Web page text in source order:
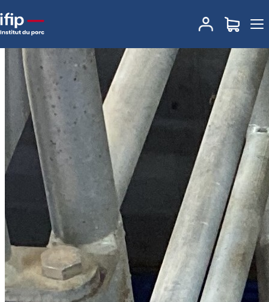
Accueil
Alimentation en
maternité. Tarif : 50€